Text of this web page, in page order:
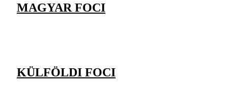
MAGYAR FOCI
KÜLFÖLDI FOCI